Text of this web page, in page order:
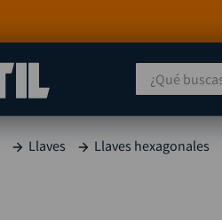
¿Qué buscas
Llaves Llaves hexagonales